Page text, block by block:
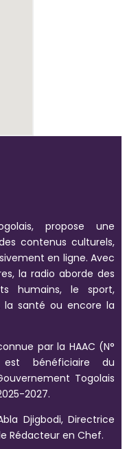
propose une
contenus culturels,
en ligne. Avec
la radio aborde des
humains, le sport,
la santé ou encore la
par la HAAC (N°
est bénéficiaire du
Togolais
2027.
Djigbodi, Directrice
Rédacteur en Chef.